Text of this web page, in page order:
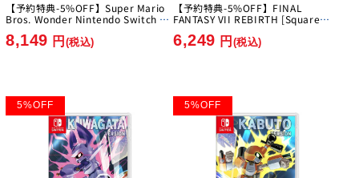
【予約特典-5%OFF】Super Mario
Bros. Wonder Nintendo Switch 2
Park [Nintendo][Switch2]
8,149 円 (税込)
【予約特典-5%OFF】FINAL
FANTASY VII REBIRTH [Square
6,249 円 (税込)
5%OFF 5%OFF